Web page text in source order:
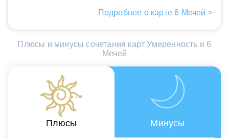
Подробнее о карте 6 Мечей >
Плюсы и минусы сочетания карт Умеренность и 6
Мечей
Плюсы Минусы